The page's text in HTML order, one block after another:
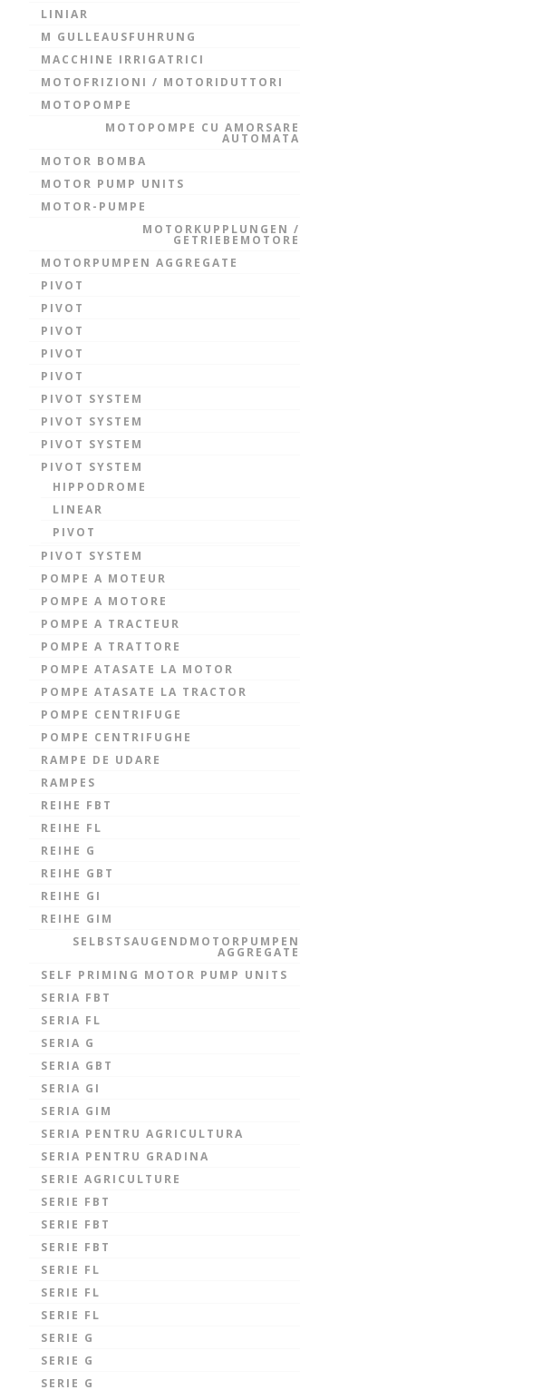
LINIAR
M GULLEAUSFUHRUNG
MACCHINE IRRIGATRICI
MOTOFRIZIONI / MOTORIDUTTORI
MOTOPOMPE
MOTOPOMPE CU AMORSARE
AUTOMATA
MOTOR BOMBA
MOTOR PUMP UNITS
MOTOR-PUMPE
MOTORKUPPLUNGEN /
GETRIEBEMOTORE
MOTORPUMPEN AGGREGATE
PIVOT
PIVOT
PIVOT
PIVOT
PIVOT
PIVOT SYSTEM
PIVOT SYSTEM
PIVOT SYSTEM
PIVOT SYSTEM
HIPPODROME
LINEAR
PIVOT
PIVOT SYSTEM
POMPE A MOTEUR
POMPE A MOTORE
POMPE A TRACTEUR
POMPE A TRATTORE
POMPE ATASATE LA MOTOR
POMPE ATASATE LA TRACTOR
POMPE CENTRIFUGE
POMPE CENTRIFUGHE
RAMPE DE UDARE
RAMPES
REIHE FBT
REIHE FL
REIHE G
REIHE GBT
REIHE GI
REIHE GIM
SELBSTSAUGENDMOTORPUMPEN
AGGREGATE
SELF PRIMING MOTOR PUMP UNITS
SERIA FBT
SERIA FL
SERIA G
SERIA GBT
SERIA GI
SERIA GIM
SERIA PENTRU AGRICULTURA
SERIA PENTRU GRADINA
SERIE AGRICULTURE
SERIE FBT
SERIE FBT
SERIE FBT
SERIE FL
SERIE FL
SERIE FL
SERIE G
SERIE G
SERIE G